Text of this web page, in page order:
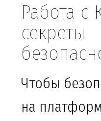
Работа с
секреты
Чтобы
на